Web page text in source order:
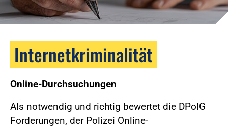
Internetkriminalität
Online-Durchsuchungen
Als notwendig und richtig bewertet die DPolG
Forderungen, der Polizei Online-